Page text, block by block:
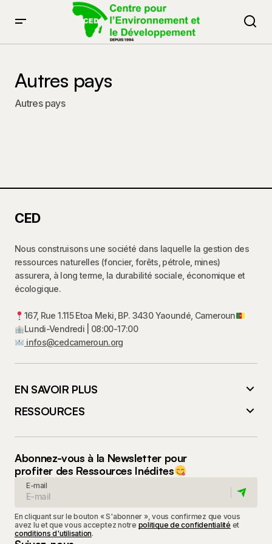
Autres pays
Autres pays
CED
Nous construisons une société dans laquelle la gestion des
ressources naturelles (foncier, forêts, pétrole, mines)
assurera, à long terme, la durabilité sociale, économique et
écologique.
167, Rue 1.115 Etoa Meki, BP. 3430 Yaoundé, Cameroun
Lundi-Vendredi | 08:00-17:00
infos@cedcameroun.org
EN SAVOIR PLUS
RESSOURCES
Abonnez-vous à la Newsletter pour
profiter des Ressources Inédites
E-mail
En cliquant sur le bouton « S'abonner », vous confirmez que vous
avez lu et que vous acceptez notre politique de confidentialité et
conditions d'utilisation.